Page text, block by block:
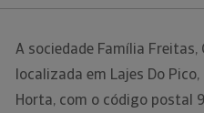
A sociedade Família Freitas,
localizada em Lajes Do
Horta, com o código postal